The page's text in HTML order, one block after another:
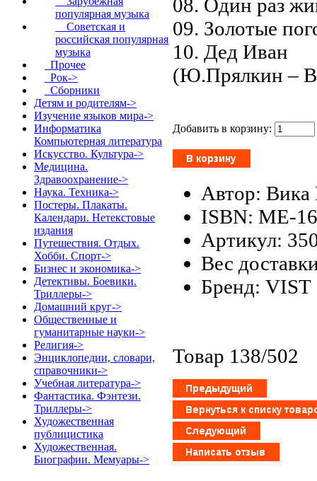
популярная музыка
Советская и
российская популярная
музыка
Прочее
Рок->
Сборники
Детям и родителям->
Изучение языков мира->
Информатика
Компьютерная литература
Искусство. Культура->
Медицина.
Здравоохранение->
Наука. Техника->
Постеры. Плакаты.
Календари. Нетекстовые
издания
Путешествия. Отдых.
Хобби. Спорт->
Бизнес и экономика->
Детективы. Боевики.
Триллеры->
Домашний круг->
Общественные и
гуманитарные науки->
Религия->
Энциклопедии, словари,
справочники->
Учебная литература->
Фантастика. Фэнтези.
Триллеры->
Художественная
публицистика
Художественная.
Биографии. Мемуары->
08. Один раз
09. Золотые
10. Дед Иван
(Ю.Прялкин –
Добавить в корзину:
Автор: Вика
ISBN: ME-
Артикул:
Вес
Бренд: VIST
Товар 138/502